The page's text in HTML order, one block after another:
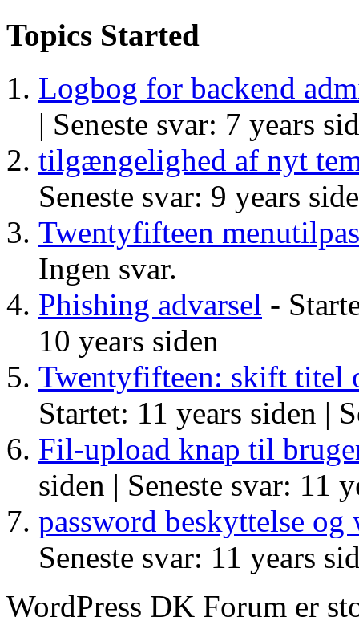
Topics Started
Logbog for backend
| Seneste svar: 7 years
tilgængelighed af nyt
Seneste svar: 9 years
Twentyfifteen
Ingen svar.
Phishing advarsel -
10 years siden
Twentyfifteen: skift titel
Startet: 11 years siden |
Fil-upload knap til
siden | Seneste svar: 11
password beskyttelse og
Seneste svar: 11 years
WordPress DK Forum er